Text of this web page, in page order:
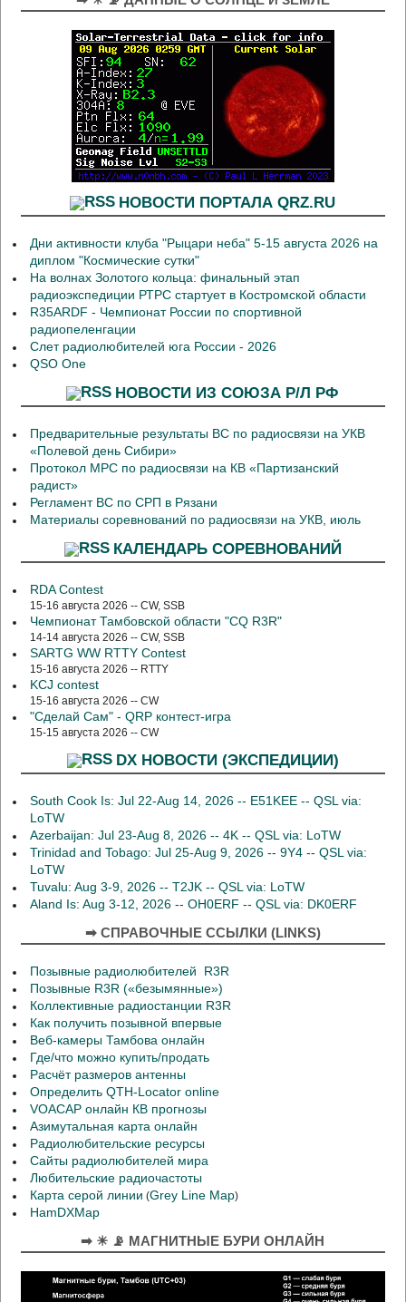
НОВОСТИ ПОРТАЛА QRZ.RU
Дни активности клуба "Рыцари неба" 5-15 августа 2026 на
диплом "Космические сутки"
На волнах Золотого кольца: финальный этап
радиоэкспедиции РТРС стартует в Костромской области
R35ARDF - Чемпионат России по спортивной
радиопеленгации
Слет радиолюбителей юга России - 2026
QSO One
НОВОСТИ ИЗ СОЮЗА Р/Л РФ
Предварительные результаты ВС по радиосвязи на УКВ
«Полевой день Сибири»
Протокол МРС по радиосвязи на КВ «Партизанский
радист»
Регламент ВС по СРП в Рязани
Материалы соревнований по радиосвязи на УКВ, июль
КАЛЕНДАРЬ СОРЕВНОВАНИЙ
RDA Contest
15-16 августа 2026 -- CW, SSB
Чемпионат Тамбовской области "CQ R3R"
14-14 августа 2026 -- CW, SSB
SARTG WW RTTY Contest
15-16 августа 2026 -- RTTY
KCJ contest
15-16 августа 2026 -- CW
"Сделай Сам" - QRP контест-игра
15-15 августа 2026 -- CW
DX НОВОСТИ (ЭКСПЕДИЦИИ)
South Cook Is: Jul 22-Aug 14, 2026 -- E51KEE -- QSL via:
LoTW
Azerbaijan: Jul 23-Aug 8, 2026 -- 4K -- QSL via: LoTW
Trinidad and Tobago: Jul 25-Aug 9, 2026 -- 9Y4 -- QSL via:
LoTW
Tuvalu: Aug 3-9, 2026 -- T2JK -- QSL via: LoTW
Aland Is: Aug 3-12, 2026 -- OH0ERF -- QSL via: DK0ERF
➡ СПРАВОЧНЫЕ ССЫЛКИ (LINKS)
Позывные радиолюбителей R3R
Позывные R3R («безымянные»)
Коллективные радиостанции R3R
Как получить позывной впервые
Веб-камеры Тамбова онлайн
Где/что можно купить/продать
Расчёт размеров антенны
Определить QTH-Locator online
VOACAP онлайн КВ прогнозы
Азимутальная карта онлайн
Радиолюбительские ресурсы
Сайты радиолюбителей мира
Любительские радиочастоты
Карта серой линии (Grey Line Map)
HamDXMap
➡ ☀ 📡 МАГНИТНЫЕ БУРИ ОНЛАЙН